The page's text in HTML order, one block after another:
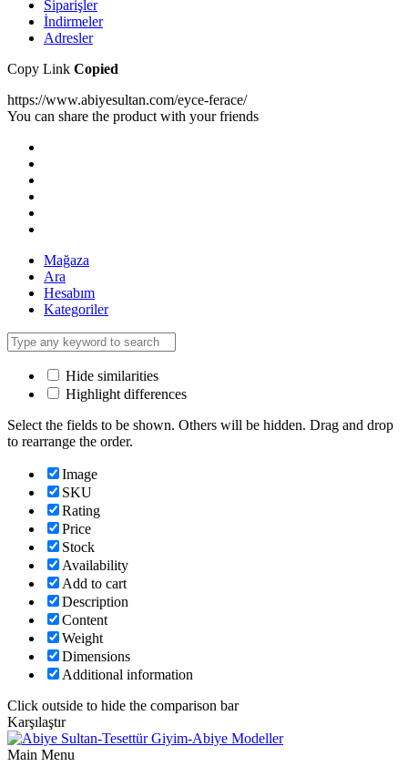
Siparişler
İndirmeler
Adresler
Copy Link Copied
https://www.abiyesultan.com/eyce-ferace/
You can share the product with your friends
Mağaza
Ara
Hesabım
Kategoriler
Hide similarities
Highlight differences
Select the fields to be shown. Others will be hidden. Drag and drop
to rearrange the order.
Image
SKU
Rating
Price
Stock
Availability
Add to cart
Description
Content
Weight
Dimensions
Additional information
Click outside to hide the comparison bar
Karşılaştır
Main Menu